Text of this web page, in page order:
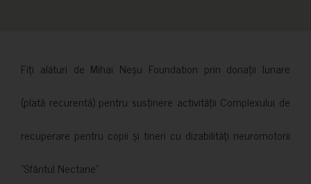
Fiți alături de Mihai Neșu Foundation prin donații lunare
(plată recurentă) pentru susținere activității Complexului de
recuperare pentru copii și tineri cu dizabilități neuromotorii
”Sfântul Nectarie”.